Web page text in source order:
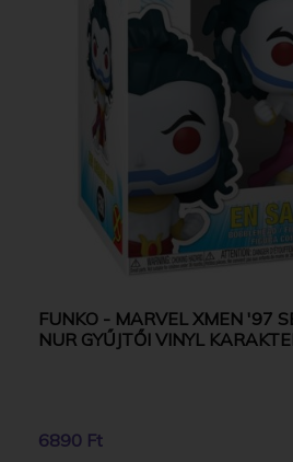
FUNKO - MARVEL XMEN '97
NUR GYŰJTŐI VINYL
6890 Ft